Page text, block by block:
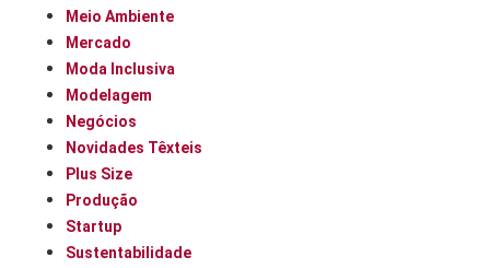
Meio Ambiente
Mercado
Moda Inclusiva
Modelagem
Negócios
Novidades Têxteis
Plus Size
Produção
Startup
Sustentabilidade